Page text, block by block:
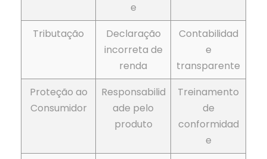
e
Tributação
Declaração
incorreta de
renda
Contabilidad
e
transparente
Proteção ao
Consumidor
Responsabilid
ade pelo
produto
Treinamento
de
conformidad
e